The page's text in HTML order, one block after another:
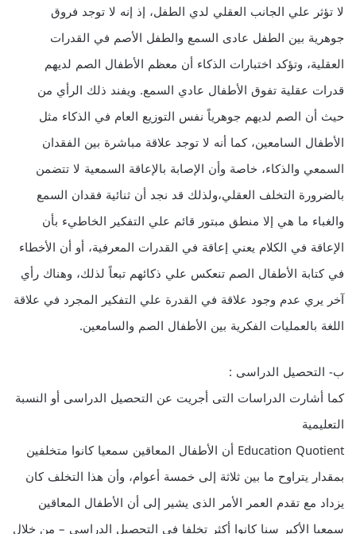
لا تؤثر علي الجانب العقلي لدي الطفل، إذ إنه لا توجد فروق
جوهرية بين الطفل عادى السمع والطفل الأصم في القدرات
العقلية، وتؤكد اختبارات الذكاء أن معظم الأطفال الصم لديهم
قدرات عقلية تفوق الأطفال عادي السمع. ويفند ذلك الرأي من
حيث أن الصم لديهم جوهرياً نفس التوزيع العام في الذكاء مثل
الأطفال السامعين، كما أنه لا توجد علاقة مباشرة بين الفقدان
السمعي والذكاء، خاصة وأن الإصابة بالإعاقة السمعية لا تتضمن
بالضرورة التخلف العقلي،ولذلك قد نجد أن ثنائية فقدان السمع
والغباء ما هي إلا منطق مبتور قائم علي التفكير الخاطيء بأن
الإعاقة في الكلام يعني إعاقة في القدرات المعرفية، أو أن الأخطاء
في كتابة الأطفال الصم تنعكس علي ذكائهم تبعاً لذلك، وهناك رأي
آخر يري عدم وجود علاقة في القدرة علي التفكير المجرد في علاقة
اللغة بالعمليات الفكرية بين الأطفال الصم والسامعين.
ب- التحصيل الدراسى :
كما أشارت الدراسات التى أجريت عن التحصيل الدراسى أو النسبة
التعليمية
Education Quotient أن الأطفال المعاقين سمعيا كانوا متخلفين
بمقدار يتراوح ما بين ثلاثة إلى خمسة أعوام، وأن هذا التخلف كان
يزداد مع تقدم العمر الأمر الذى يشير إلى أن الأطفال المعاقين
سمعيا الأكبر سنا كانوا أكثر تخلفا فى التحصيل الدراسى – من خلال